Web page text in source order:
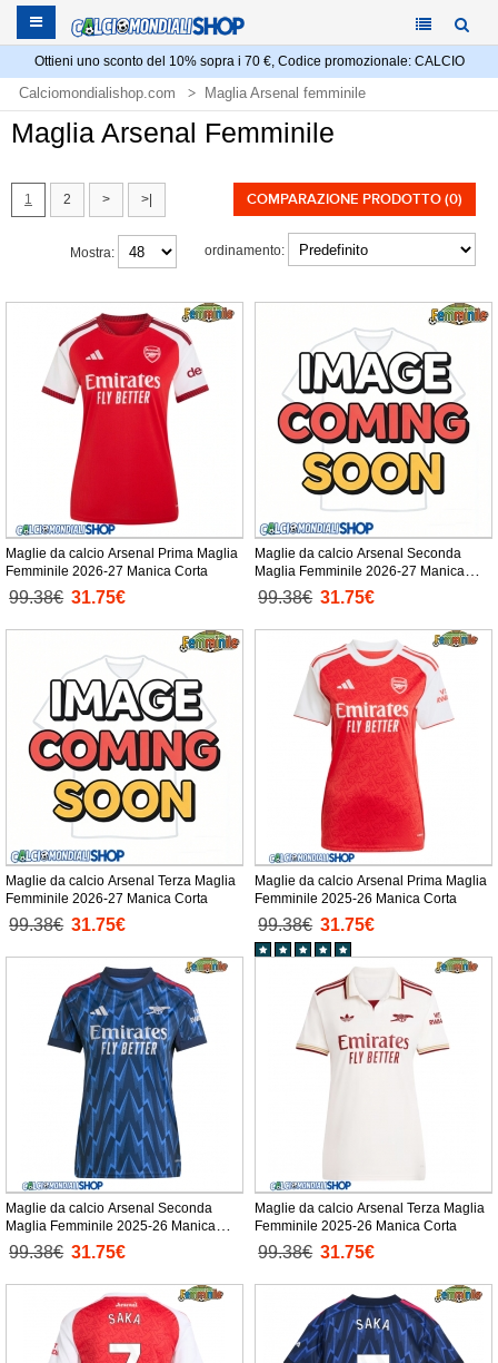
Ottieni uno sconto del 10% sopra i 70 €, Codice promozionale: CALCIO
Calciomondialishop.com Maglia Arsenal femminile
Maglia Arsenal Femminile
1 2 > >| COMPARAZIONE PRODOTTO (0)
ordinamento:
Mostra:
Maglie da calcio Arsenal Prima Maglia
Femminile 2026-27 Manica Corta
99.38€ 31.75€
Maglie da calcio Arsenal Seconda
Maglia Femminile 2026-27 Manica
Corta
99.38€ 31.75€
Maglie da calcio Arsenal Terza Maglia
Femminile 2026-27 Manica Corta
99.38€ 31.75€
Maglie da calcio Arsenal Prima Maglia
Femminile 2025-26 Manica Corta
99.38€ 31.75€
Maglie da calcio Arsenal Seconda
Maglia Femminile 2025-26 Manica
Corta
99.38€ 31.75€
Maglie da calcio Arsenal Terza Maglia
Femminile 2025-26 Manica Corta
99.38€ 31.75€